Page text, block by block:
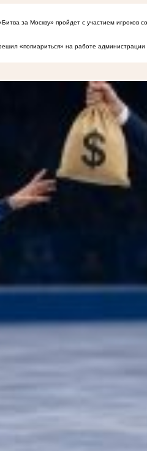
за Москву» пройдет с участием игроков
«попиариться» на работе администрации